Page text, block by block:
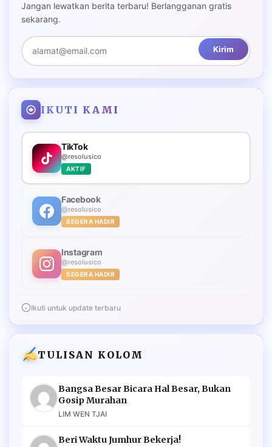
Jangan lewatkan berita terbaru! Berlangganan gratis
sekarang.
Kirim
IKUTI KAMI
TikTok
@resolusico
AKTIF
Facebook
@resolusico
SEGERA HADIR
Instagram
@resolusico
SEGERA HADIR
Ikuti untuk update terbaru
TULISAN KOLOM
Bangsa Besar Bicara Hal Besar, Bukan
Gosip Murahan
LIM WEN TJAI
Beri Waktu Jumhur Bekerja!